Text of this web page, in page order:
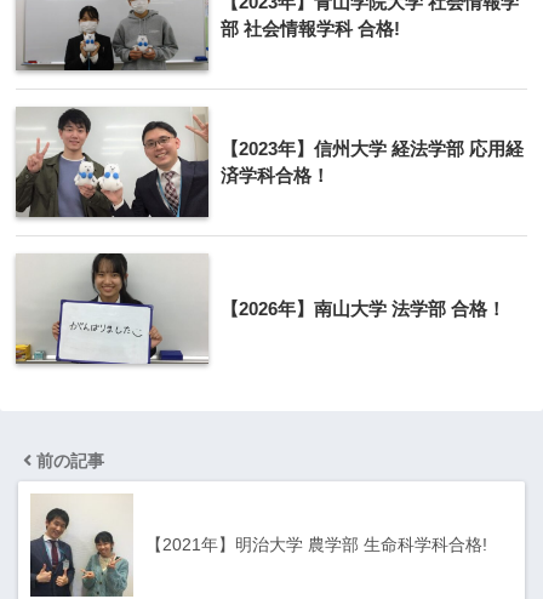
部 社会情報学科 合格!
【2023年】信州大学 経法学部 応用経
済学科合格！
【2026年】南山大学 法学部 合格！
前の記事
【2021年】明治大学 農学部 生命科学科合格!